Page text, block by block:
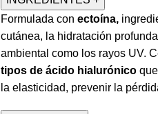
Formulada con ectoína,
cutánea, la hidratación
ambiental como los rayos UV.
tipos de ácido hialurónico
la elasticidad, prevenir la